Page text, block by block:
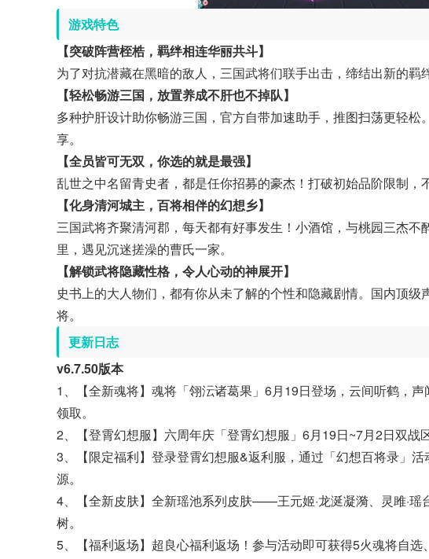
游戏特色
【突破阵营桎梏，羁绊相连华丽共斗】
为了对抗潜藏在黑暗的敌人，三国武将们联手出击，缔结出新的羁
【轻松畅游三国，放置养成不肝也不掉队】
多种护肝设计助你畅游三国，官方自带加速助手，推图扫荡更轻松
享。
【全员皆可无双，你选的就是最强】
乱世之中名留青史者，都是任你招募的豪杰！打破初始品阶限制，
【化身清河城主，百将相伴的幻想乡】
三国武将齐聚清河郡，每天都有好事发生！小酒馆，与桃园三杰
里，遇见沉迷搓澡的曹氏一家。
【解锁武将隐藏性格，令人心动的神展开】
史书上的大人物们，都有你从未了解的个性和隐藏剧情。国内顶
将。
更新日志
v6.7.50版本
1、【全新魂将】魂将「翎沄诸葛果」6月19日登场，云间听鹤，
领取。
2、【登霄幻想服】六周年庆「登霄幻想服」6月19日~7月2日双战
3、【限定福利】登录登霄幻想服&返利服，通过「幻想百将录」
源。
4、【全新皮肤】全新瑶池系列皮肤——王元姬·龙涎凝漪、灵雎·瑶
树。
5、【福利返场】超良心福利返场！参与活动即可获得5火魂将自选